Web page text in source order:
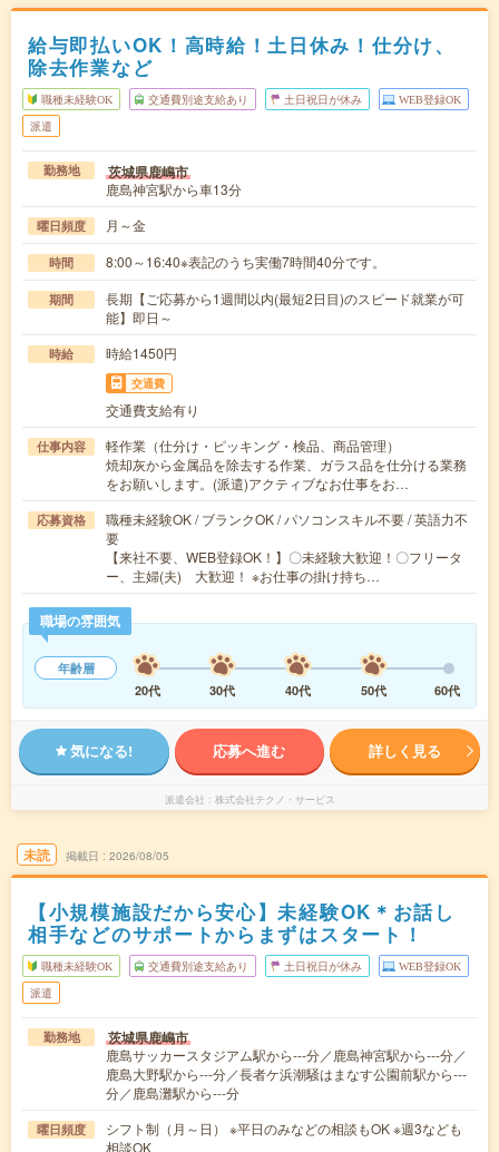
給与即払いOK！高時給！土日休み！仕分け、
除去作業など
職種未経験OK 交通費別途支給あり 土日祝日が休み WEB登録OK
派遣
勤務地 茨城県鹿嶋市
鹿島神宮駅から車13分
曜日頻度 月～金
時間 8:00～16:40※表記のうち実働7時間40分です。
期間
長期【ご応募から1週間以内(最短2日目)のスピード就業が可
能】即日～
時給 時給1450円
交通費
交通費支給有り
仕事内容
軽作業（仕分け・ピッキング・検品、商品管理）
焼却灰から金属品を除去する作業、ガラス品を仕分ける業務
をお願いします。(派遣)アクティブなお仕事をお…
応募資格
職種未経験OK / ブランクOK / パソコンスキル不要 / 英語力不
要
【来社不要、WEB登録OK！】〇未経験大歓迎！〇フリータ
ー、主婦(夫) 大歓迎！ ※お仕事の掛け持ち…
職場の雰囲気
年齢層
20代
30代 40代 50代 60代
気になる! 応募へ進む 詳しく見る
派遣会社 株式会社テクノ・サービス
未読 掲載日 2026/08/05
【小規模施設だから安心】未経験OK＊お話し
相手などのサポートからまずはスタート！
職種未経験OK 交通費別途支給あり 土日祝日が休み WEB登録OK
派遣
勤務地 茨城県鹿嶋市
鹿島サッカースタジアム駅から---分／鹿島神宮駅から---分／
鹿島大野駅から---分／長者ケ浜潮騒はまなす公園前駅から---
分／鹿島灘駅から---分
曜日頻度
シフト制（月～日） ※平日のみなどの相談もOK ※週3なども
相談OK